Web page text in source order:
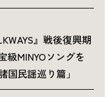
』戦後復興期
級MINYOソングを
国民謡巡り篇」